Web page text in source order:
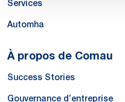
Services
Automha
À propos de Comau
Success Stories
Gouvernance d’entreprise